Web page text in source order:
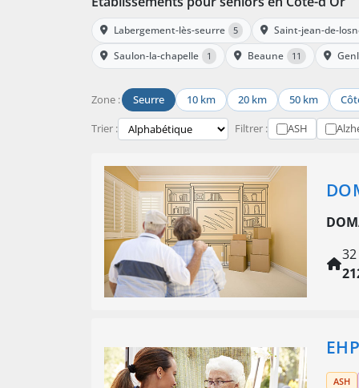
Labergement-lès-seurre 5
Saint-jean-de-
Saulon-la-chapelle
1 Beaune 11
Zone : Seurre 10 km 20 km 50 km
Trier : Filtrer : ASH
ASH